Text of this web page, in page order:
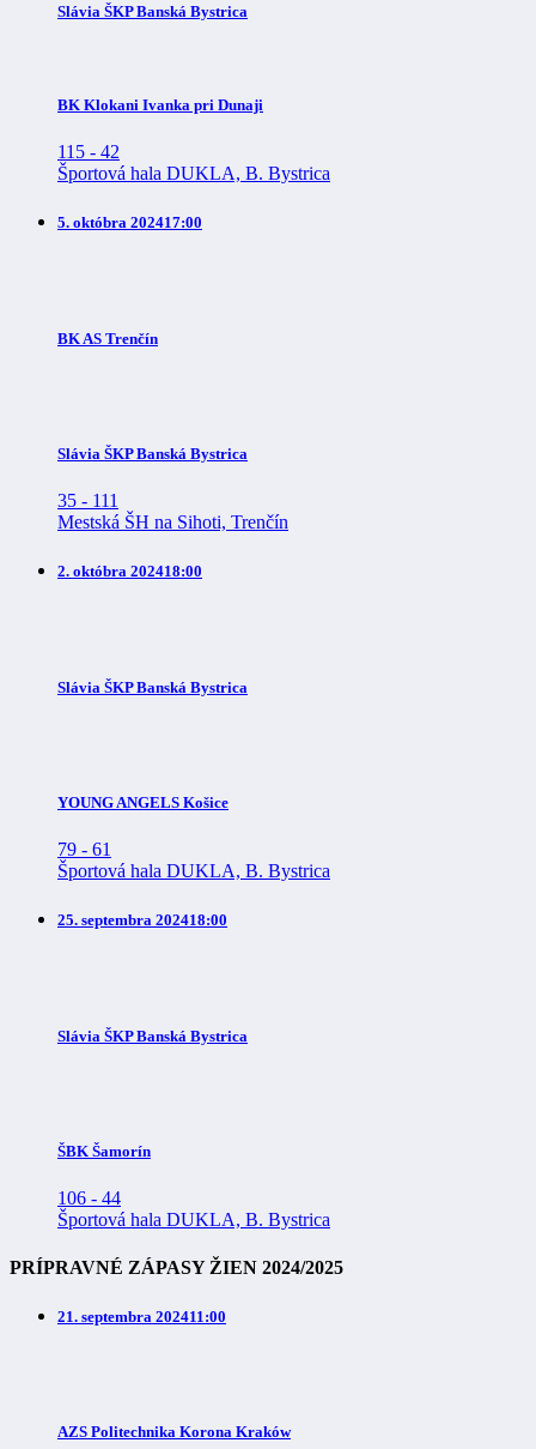
Slávia ŠKP Banská Bystrica
BK Klokani Ivanka pri Dunaji
115 - 42
Športová hala DUKLA, B. Bystrica
5. októbra 202417:00
BK AS Trenčín
Slávia ŠKP Banská Bystrica
35 - 111
Mestská ŠH na Sihoti, Trenčín
2. októbra 202418:00
Slávia ŠKP Banská Bystrica
YOUNG ANGELS Košice
79 - 61
Športová hala DUKLA, B. Bystrica
25. septembra 202418:00
Slávia ŠKP Banská Bystrica
ŠBK Šamorín
106 - 44
Športová hala DUKLA, B. Bystrica
PRÍPRAVNÉ ZÁPASY ŽIEN 2024/2025
21. septembra 202411:00
AZS Politechnika Korona Kraków